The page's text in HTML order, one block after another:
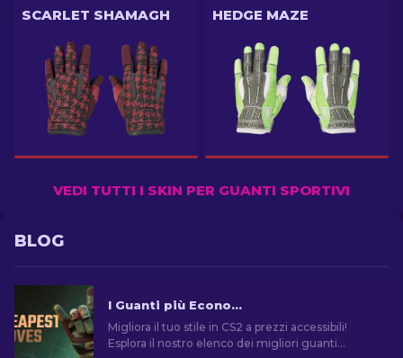
SCARLET SHAMAGH HEDGE MAZE
VEDI TUTTI I SKIN PER GUANTI SPORTIVI
BLOG
I Guanti più Economici in CS2: La Collezione Definitiva [2026]
Migliora il tuo stile in CS2 a prezzi accessibili!
Esplora il nostro elenco dei migliori guanti